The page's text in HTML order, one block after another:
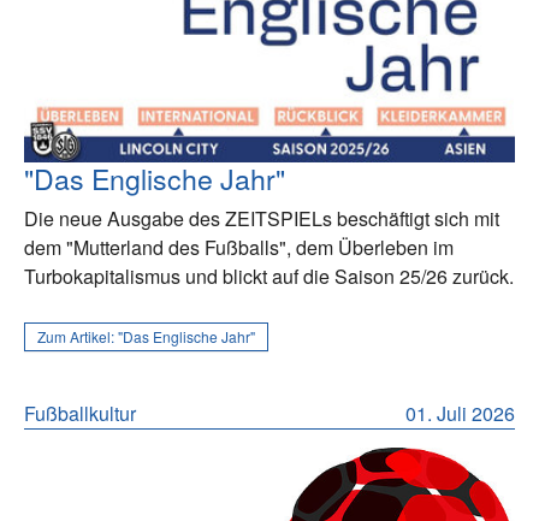
"Das Englische Jahr"
Die neue Ausgabe des ZEITSPIELs beschäftigt sich mit
dem "Mutterland des Fußballs", dem Überleben im
Turbokapitalismus und blickt auf die Saison 25/26 zurück.
Zum Artikel:"Das Englische Jahr"
01. Juli 2026
Fußballkultur